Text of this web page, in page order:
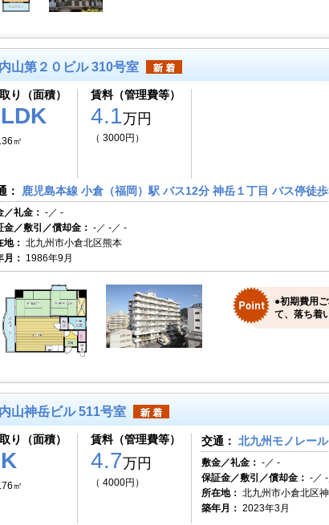
山第２０ビル 310号室
り（面積）
㎡
賃料（管理費等）
4.1万円
（ 3000円）
： 鹿児島本線 小倉（福岡）駅 バス12分 神岳１丁目 バス停徒
／礼金： -／ -
金／敷引／償却金： -／ -／ -
地： 北九州市小倉北区熊本
月： 1986年9月
●初期費用
て、落ち着
山神岳ビル 511号室
り（面積）
㎡
賃料（管理費等）
4.7万円
（ 4000円）
交通： 北九州モノレー
敷金／礼金： -／ -
保証金／敷引／償却金： -／
所在地： 北九州市小倉北区
築年月： 2023年3月